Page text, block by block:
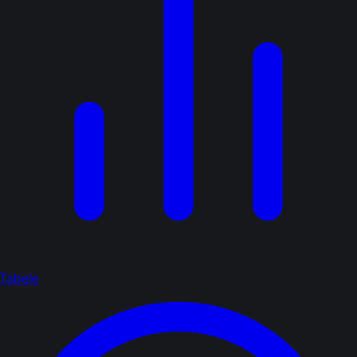
Tabele